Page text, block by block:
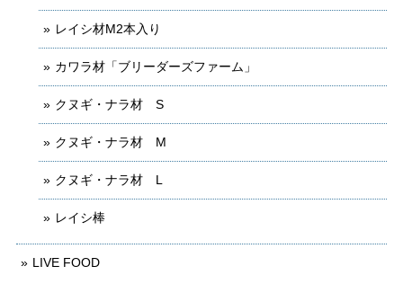
レイシ材M2本入り
カワラ材「ブリーダーズファーム」
クヌギ・ナラ材 S
クヌギ・ナラ材 M
クヌギ・ナラ材 L
レイシ棒
LIVE FOOD